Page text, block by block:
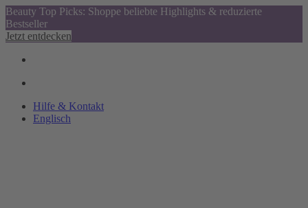
Beauty Top Picks: Shoppe beliebte Highlights & reduzierte
Bestseller
Jetzt entdecken
Hilfe & Kontakt
Englisch